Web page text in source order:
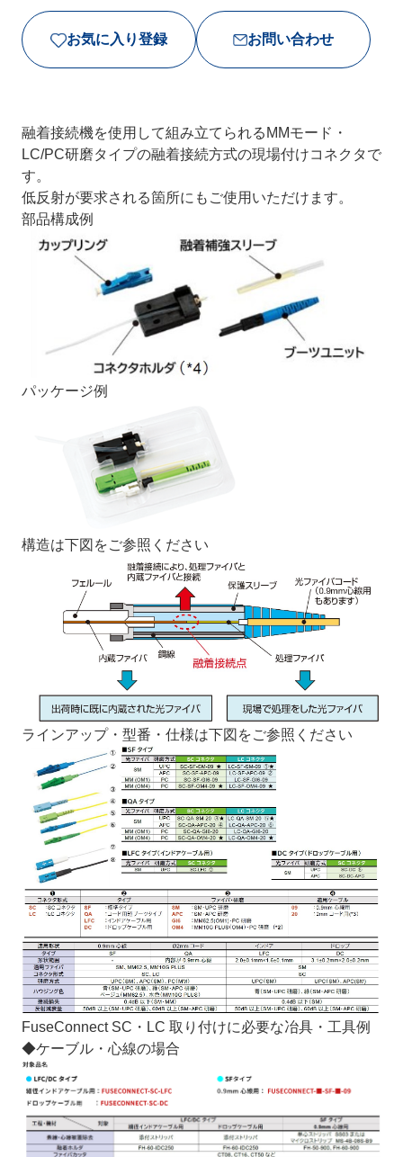
お気に入り登録 お問い合わせ
融着接続機を使用して組み立てられるMMモード・
LC/PC研磨タイプの融着接続方式の現場付けコネクタで
す。
低反射が要求される箇所にもご使用いただけます。
部品構成例
パッケージ例
構造は下図をご参照ください
ラインアップ・型番・仕様は下図をご参照ください
FuseConnect SC・LC 取り付けに必要な冶具・工具例
◆ケーブル・心線の場合